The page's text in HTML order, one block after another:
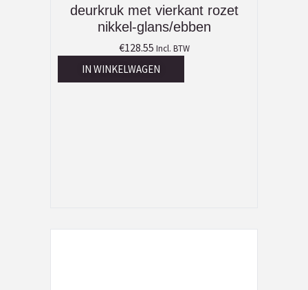
deurkruk met vierkant rozet
nikkel-glans/ebben
€128.55 Incl. BTW
IN WINKELWAGEN